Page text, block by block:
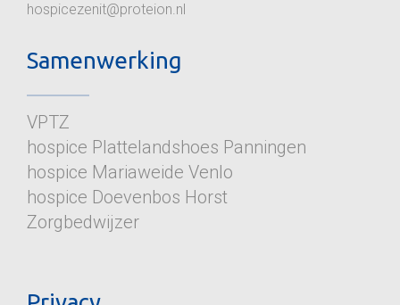
hospicezenit@proteion.nl
Samenwerking
VPTZ
hospice Plattelandshoes Panningen
hospice Mariaweide Venlo
hospice Doevenbos Horst
Zorgbedwijzer